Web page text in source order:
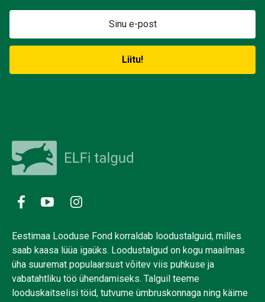
Eestimaa Looduse Fond korraldab loodustalguid, milles
saab kaasa lüüa igaüks. Loodustalgud on kogu maailmas
üha suuremat populaarsust võitev viis puhkuse ja
vabatahtliku töö ühendamiseks. Talguil teeme
looduskaitselisi töid, tutvume ümbruskonnaga ning käime